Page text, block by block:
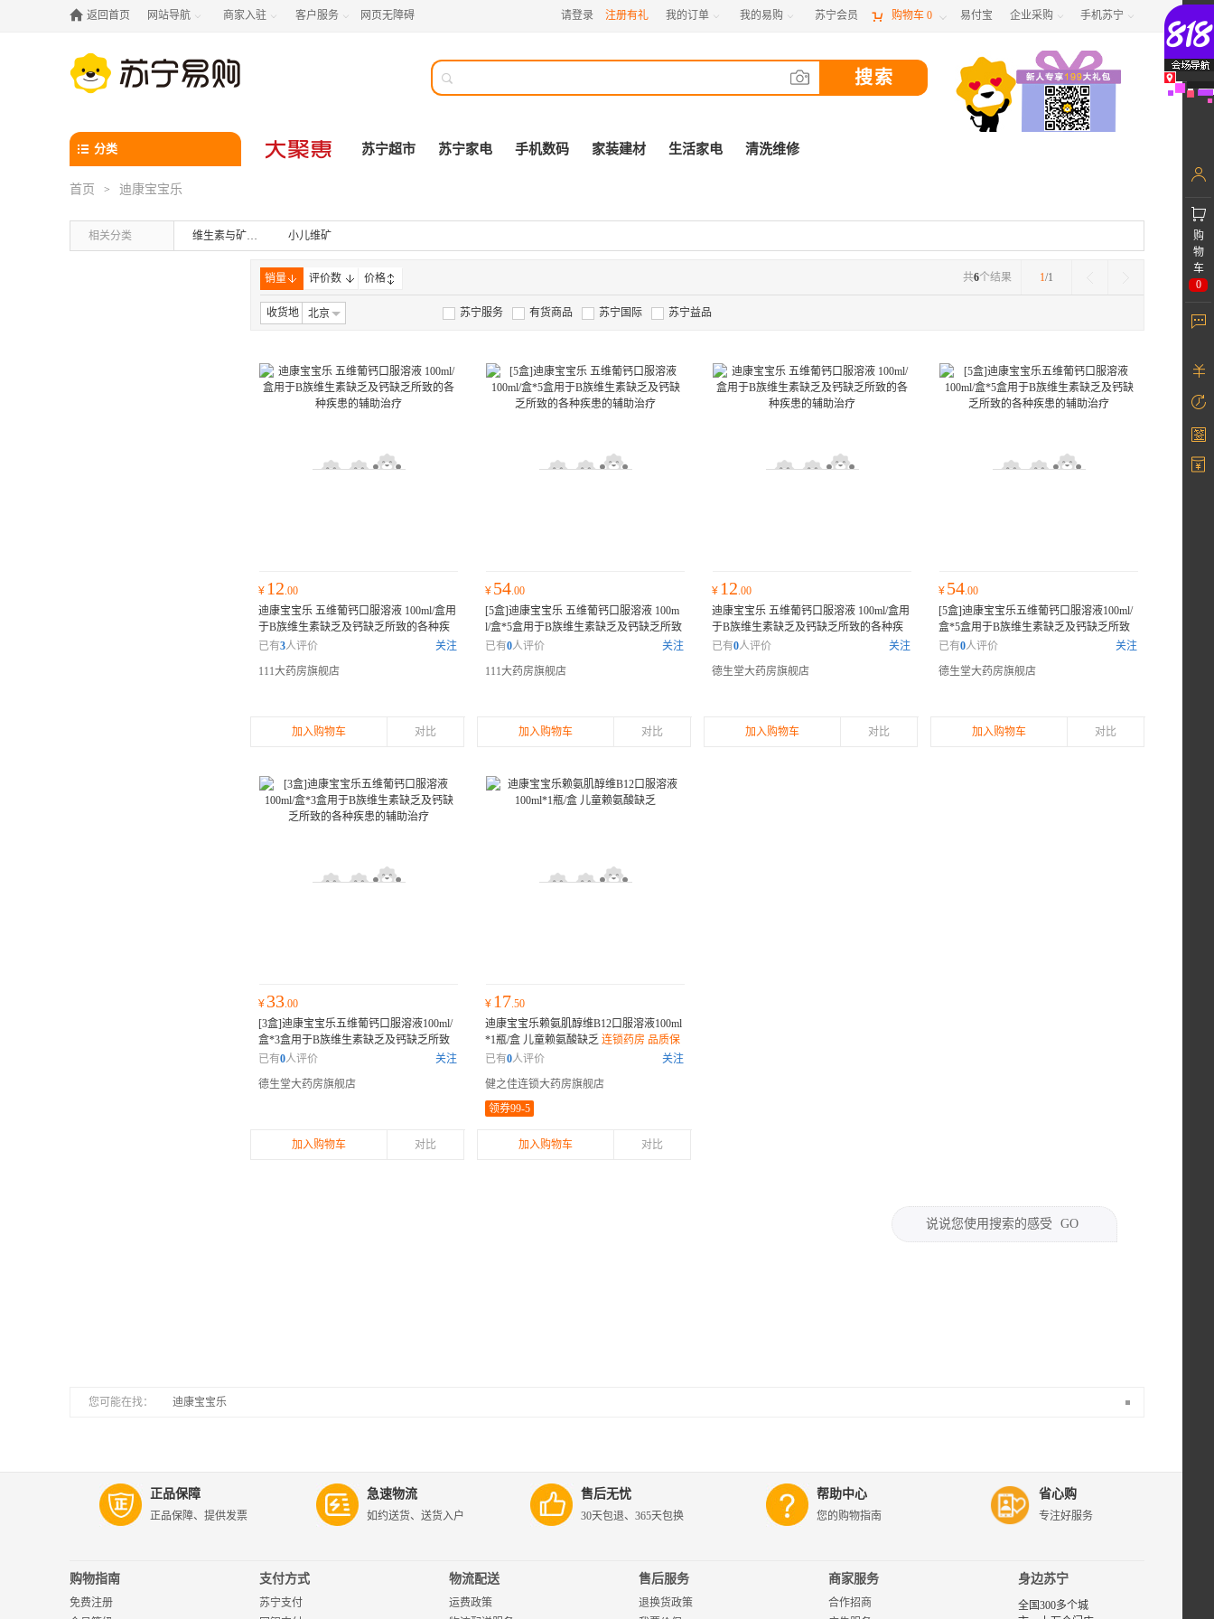
 返回首页 网站导航  商家入驻  客户服务  网页无障碍 请登录 注册有礼 我的订单  我的易购  苏宁会员  购物车 0  易付宝 企业采购  手机苏宁 

分类 苏宁超市 苏宁家电 手机数码 家装建材 生活家电 清洗维修
首页 > 迪康宝宝乐
相关分类 维生素与矿物质 小儿维矿
销量 评价数 价格 1/1
共6个结果
收货地 北京 苏宁服务 有货商品 苏宁国际 苏宁益品
¥ 12.00
迪康宝宝乐 五维葡钙口服溶液 100ml/盒用
于B族维生素缺乏及钙缺乏所致的各种疾
患的辅助治疗
用于B族维生素缺乏及钙缺
已有3人评价
关注
111大药房旗舰店
加入购物车 对比
¥ 54.00
[5盒]迪康宝宝乐 五维葡钙口服溶液 100m
l/盒*5盒用于B族维生素缺乏及钙缺乏所致
的各种疾患的辅助治疗
用于B族维生素缺
已有0人评价
关注
111大药房旗舰店
加入购物车 对比
¥ 12.00
迪康宝宝乐 五维葡钙口服溶液 100ml/盒用
于B族维生素缺乏及钙缺乏所致的各种疾
患的辅助治疗
用于B族维生素缺乏及钙缺
已有0人评价
关注
德生堂大药房旗舰店
加入购物车 对比
¥ 54.00
[5盒]迪康宝宝乐五维葡钙口服溶液100ml/
盒*5盒用于B族维生素缺乏及钙缺乏所致
的各种疾患的辅助治疗
维生素缺乏及钙缺
已有0人评价
关注
德生堂大药房旗舰店
加入购物车 对比
¥ 33.00
[3盒]迪康宝宝乐五维葡钙口服溶液100ml/
盒*3盒用于B族维生素缺乏及钙缺乏所致
的各种疾患的辅助治疗
用于B族维生素缺
已有0人评价
关注
德生堂大药房旗舰店
加入购物车 对比
¥ 17.50
迪康宝宝乐赖氨肌醇维B12口服溶液100ml
*1瓶/盒 儿童赖氨酸缺乏 连锁药房 品质保
障
已有0人评价
关注
健之佳连锁大药房旗舰店
领券99-5
加入购物车 对比
说说您使用搜索的感受 GO
您可能在找： 迪康宝宝乐
区，为您提
正品保障
正品保障、提供发票
急速物流
如约送货、送货入户
售后无忧
30天包退、365天包换
帮助中心
您的购物指南
省心购
专注好服务
购物指南
免费注册
支付方式
苏宁支付
物流配送
运费政策
售后服务
退换货政策
商家服务
合作招商
身边苏宁
全国300多个城
购
物
车
0